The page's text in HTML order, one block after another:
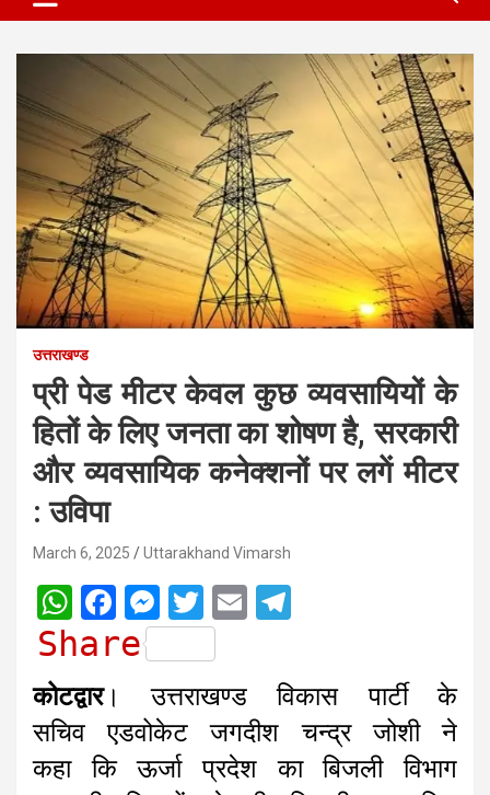
उत्तराखण्ड
प्री पेड मीटर केवल कुछ व्यवसायियों के
हितों के लिए जनता का शोषण है, सरकारी
और व्यवसायिक कनेक्शनों पर लगें मीटर
: उविपा
March 6, 2025 Uttarakhand Vimarsh
W
h
t
s
A
F
a
b
o
M
e
s
s
e
n
T
w
i
t
t
e
E
i
l
e
g
r
Share
कोटद्वार। उत्तराखण्ड विकास पार्टी के
सचिव एडवोकेट जगदीश चन्द्र जोशी ने
कहा कि ऊर्जा प्रदेश का बिजली विभाग